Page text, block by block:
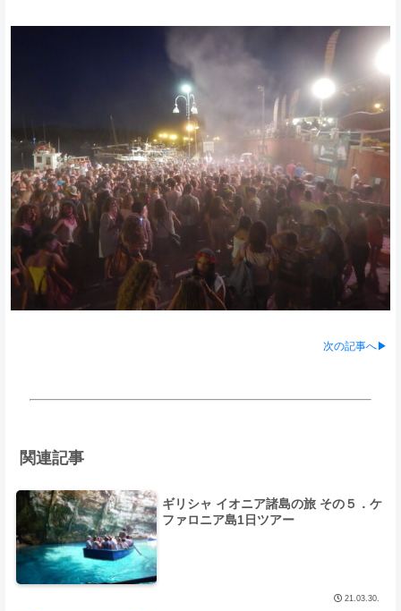
次の記事へ▶
関連記事
ギリシャ イオニア諸島の旅 その５．ケ
ファロニア島1日ツアー
21.03.30.